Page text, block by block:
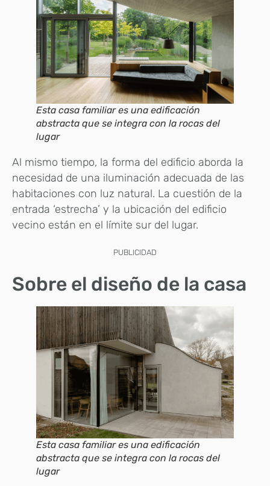
Esta casa familiar es una edificación
abstracta que se integra con la rocas del
lugar
Al mismo tiempo, la forma del edificio aborda la
necesidad de una iluminación adecuada de las
habitaciones con luz natural. La cuestión de la
entrada ‘estrecha’ y la ubicación del edificio
vecino están en el límite sur del lugar.
PUBLICIDAD
Sobre el diseño de la casa
Esta casa familiar es una edificación
abstracta que se integra con la rocas del
lugar